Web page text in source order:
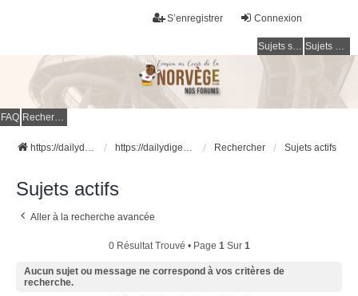
Connexion
S’enregistrer
Sujets sans réponse Sujets actifs
FAQ Rechercher
https://dailydigesthub.com https://dailydigesthub.com Rechercher Sujets actifs
Sujets actifs
Aller à la recherche avancée
0 Résultat Trouvé • Page 1Sur 1
Aucun sujet ou message ne correspond à vos critères de
recherche.